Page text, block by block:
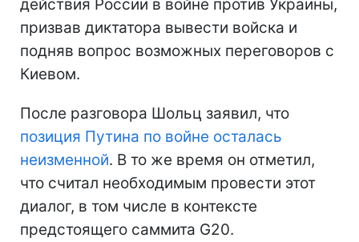
действия России в войне против Украины,
призвав диктатора вывести войска и
подняв вопрос возможных переговоров с
Киевом.
После разговора Шольц заявил, что
позиция Путина по войне осталась
неизменной. В то же время он отметил,
что считал необходимым провести этот
диалог, в том числе в контексте
предстоящего саммита G20.